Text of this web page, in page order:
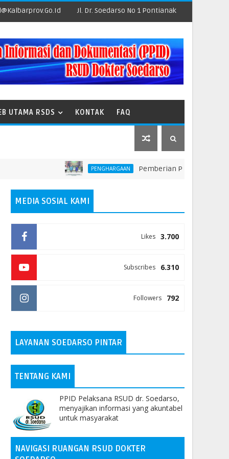
Jl. Dr. Soedarso No 1 Pontianak
UTAMA RSDS KONTAK FAQ
PENGHARGAAN Pemberian Penghargaan kepada
MEDIA SOSIAL KAMI
3.700
Likes
6.310
Subscribes
792
Followers
LAYANAN SOEDARSO PINTAR
TENTANG KAMI
PPID Pelaksana RSUD dr. Soedarso,
menyajikan informasi yang akuntabel
untuk masyarakat
NAVIGASI RUANGAN RSUD DOKTER